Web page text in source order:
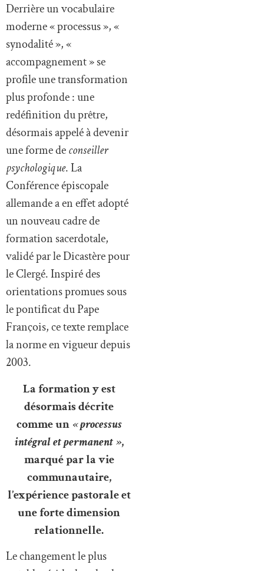
Derrière un vocabulaire
moderne « processus », «
synodalité », «
accompagnement » se
profile une transformation
plus profonde : une
redéfinition du prêtre,
désormais appelé à devenir
une forme deconseiller
psychologique. La
Conférence épiscopale
allemande a en effet adopté
un nouveau cadre de
formation sacerdotale,
validé par le Dicastère pour
le Clergé. Inspiré des
orientations promues sous
le pontificat du Pape
François, ce texte remplace
la norme en vigueur depuis
2003.
La formation y est
désormais décrite
comme un« processus
intégral et permanent »,
marqué par la vie
communautaire,
l’expérience pastorale et
une forte dimension
relationnelle.
Le changement le plus